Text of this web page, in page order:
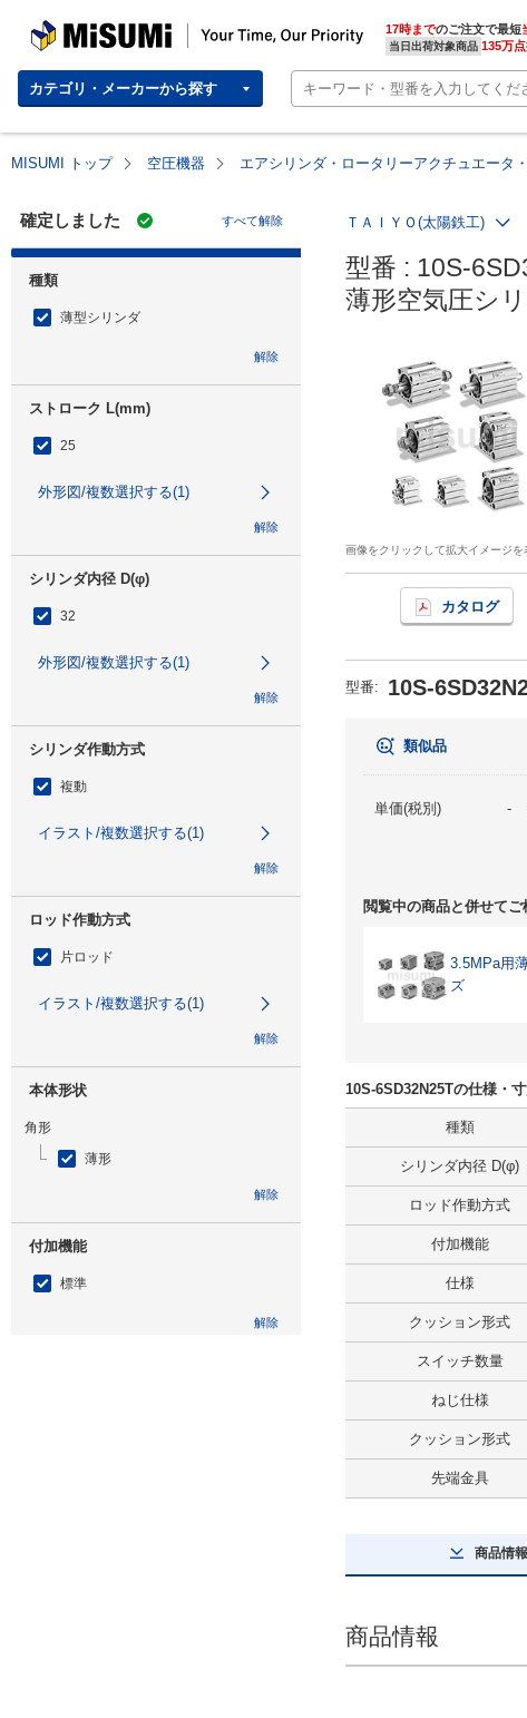
MISUMI | Your Time, Our Priority 17時までのご注文で最短
当日出荷対象商品 135万点
カテゴリ・メーカーから探す
MISUMI トップ 空圧機器 エアシリンダ・ロータリーアクチュエータ
確定しました すべて解除
種類
薄型シリンダ
解除
ストローク L(mm)
25
外形図/複数選択する(1)
解除
シリンダ内径 D(φ)
32
外形図/複数選択する(1)
解除
シリンダ作動方式
複動
イラスト/複数選択する(1)
解除
ロッド作動方式
片ロッド
イラスト/複数選択する(1)
解除
本体形状
角形
薄形
解除
付加機能
標準
解除
ＴＡＩＹＯ(太陽鉄工)
型番 : 10S-
薄形空気圧シ
画像をクリックして拡大イメージを
カタログ
型番: 10S-
類似品
単価(税別) -
閲覧中の商品と併せて
3.5MPa用
ズ
10S-6SD32N25Tの仕様・
種類
シリンダ内径 D(φ)
ロッド作動方式
付加機能
仕様
クッション形式
スイッチ数量
ねじ仕様
クッション形式
先端金具
商品情報
商品情報